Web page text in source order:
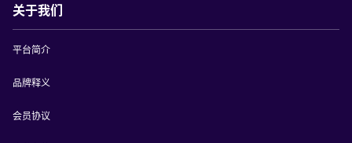
关于我们
平台简介
品牌释义
会员协议